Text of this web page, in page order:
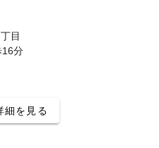
目
16分
細を見る